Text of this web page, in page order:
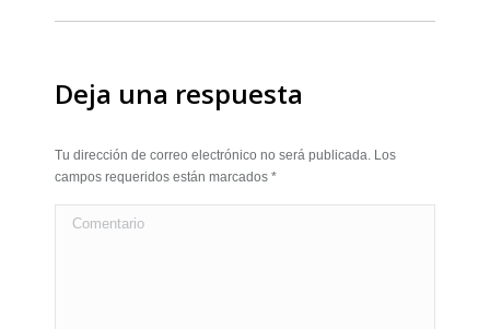
Deja una respuesta
Tu dirección de correo electrónico no será publicada. Los
campos requeridos están marcados *
Comentario